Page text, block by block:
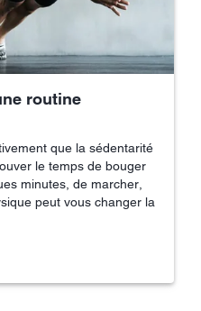
routine
que la sédentarité
le temps de bouger
minutes, de marcher,
peut vous changer la